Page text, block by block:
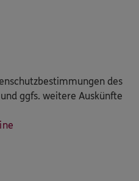
des
ggfs. weitere Auskünfte